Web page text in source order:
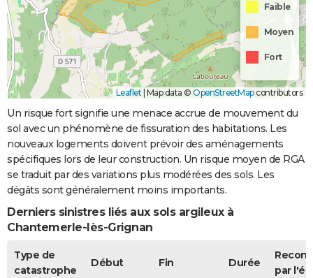
Faible
Moyen
Fort
Leaflet |Map data © OpenStreetMapcontributors
Un risque fort signifie une menace accrue de mouvement du
sol avec un phénomène de fissuration des habitations. Les
nouveaux logements doivent prévoir des aménagements
spécifiques lors de leur construction. Un risque moyen de RGA
se traduit par des variations plus modérées des sols. Les
dégâts sont généralement moins importants.
Derniers sinistres liés aux sols argileux à
Chantemerle-lès-Grignan
Type de
catastrophe
Début Fin Durée
par